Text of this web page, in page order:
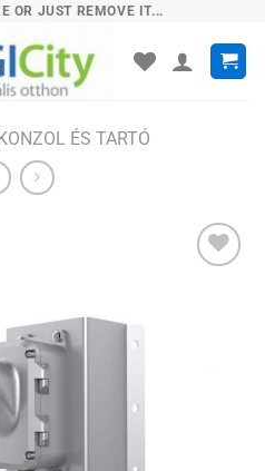
OR JUST REMOVE IT...
ÉS TARTÓ
kívánságlistához